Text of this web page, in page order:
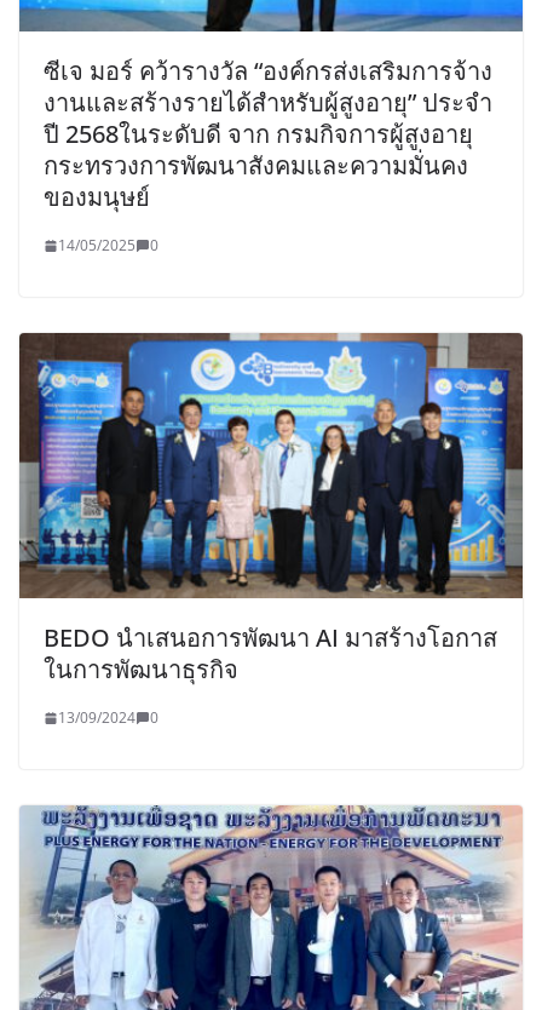
ซีเจ มอร์ คว้ารางวัล “องค์กรส่งเสริมการจ้าง
งานและสร้างรายได้สำหรับผู้สูงอายุ” ประจำ
ปี 2568ในระดับดี จาก กรมกิจการผู้สูงอายุ
กระทรวงการพัฒนาสังคมและความมั่นคง
ของมนุษย์
14/05/2025 0
BEDO นำเสนอการพัฒนา AI มาสร้างโอกาส
ในการพัฒนาธุรกิจ
13/09/2024 0